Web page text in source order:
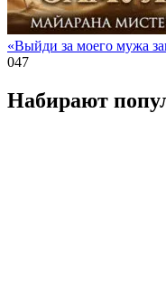
«Выйди за моего мужа
047
Набирают